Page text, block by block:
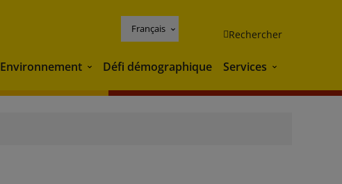
Français Rechercher
Environnement Environnement
Défi démographique Services Services